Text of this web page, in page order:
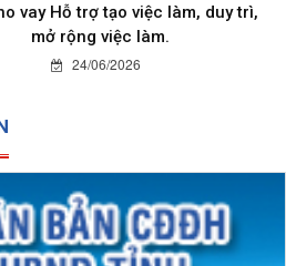
vay Hỗ trợ tạo việc làm, duy trì,
mở rộng việc làm.
24/06/2026